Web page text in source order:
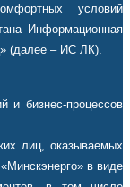
условий
Информационная
(далее – ИС ЛК).
и бизнес-процессов
лиц, оказываемых
в виде